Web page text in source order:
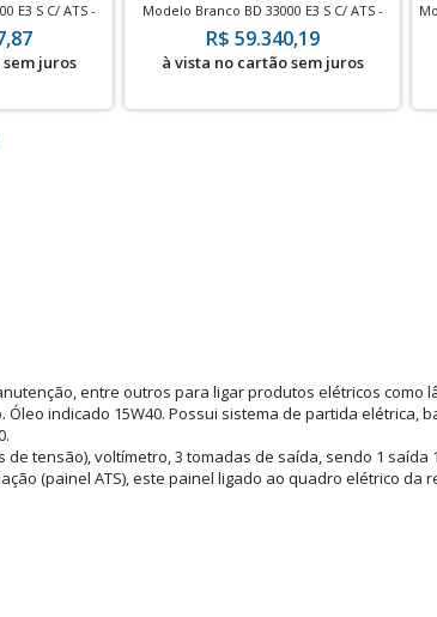
E3 S C/ ATS -
CC
juros
Modelo Branco BD 33000 E3 S C/ ATS -
Motor 4T 2543 CC
R$ 59.340,19
à vista no cartão sem juros
entre outros para ligar produtos elétricos como
indicado 15W40. Possui sistema de partida elétrica,
tensão), voltímetro, 3 tomadas de saída, sendo 1 saída
(painel ATS), este painel ligado ao quadro elétrico da